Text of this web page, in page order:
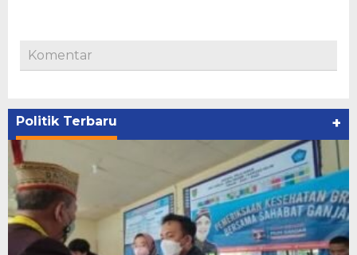
Komentar
Politik Terbaru +